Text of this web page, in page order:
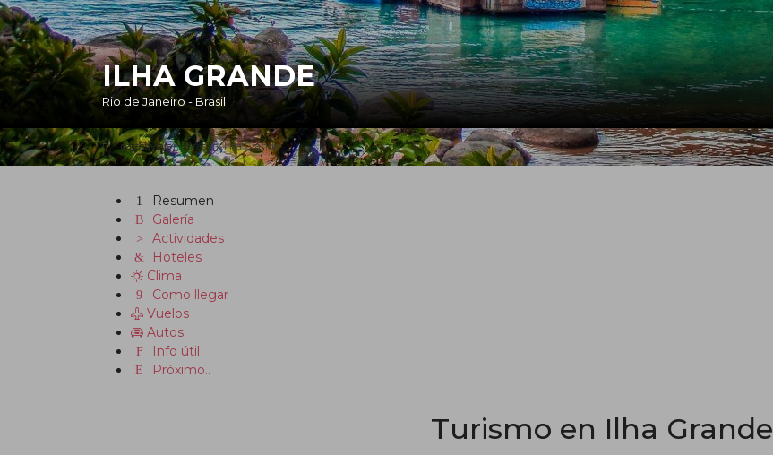
ILHA GRANDE
Rio de Janeiro - Brasil
paratuviaje Brasil Ilha Grande
Resumen
Galería
Actividades
Hoteles
Clima
Como llegar
Vuelos
Autos
Info útil
Próximo..
Turismo en Ilha Grande